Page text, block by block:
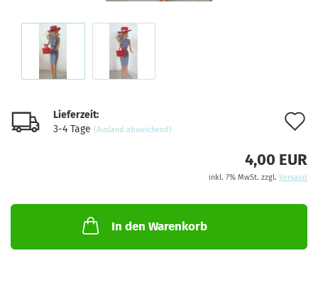
Lieferzeit:
3-4 Tage (Ausland abweichend)
4,00 EUR
inkl. 7% MwSt. zzgl. Versand
In den Warenkorb